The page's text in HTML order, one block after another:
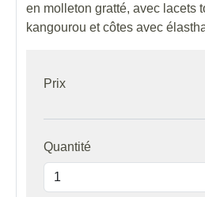
en molleton gratté, avec lacets
kangourou et côtes avec
Prix
Quantité